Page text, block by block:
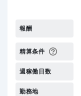
報酬
精算条件
週稼働日数
勤務地